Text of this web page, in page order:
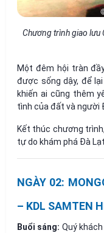
Chương trình giao lưu
Một đêm hội tràn
được sống dậy, để
khiến ai cũng thêm
tình của đất và người
Kết thúc chương
tự do khám phá Đà
NGÀY 02:
– KDL SAMTEN
Buổi sáng: Quý